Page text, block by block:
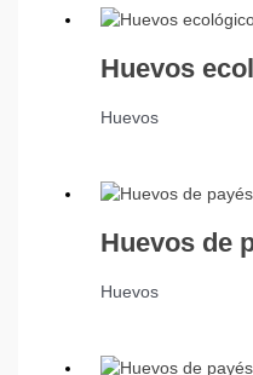
Huevos
Huevos
Huevos de
Huevos